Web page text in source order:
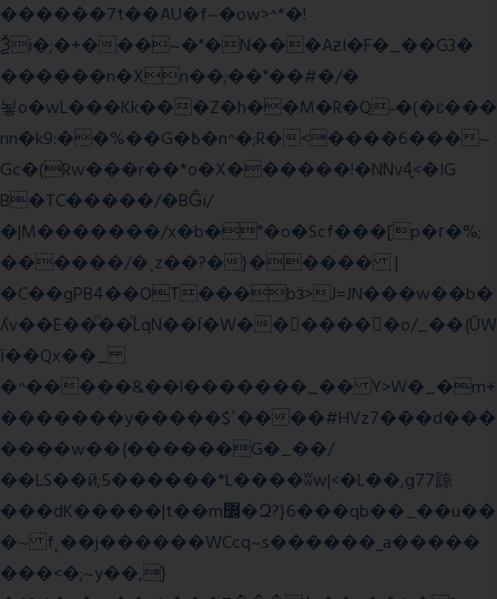
������7t� �AU�f~�ow>^*�!
Ѯi�;�+���~�"�N���AƶI�F�_��G3�
������n�Xn��;��"��#�/�
뇧o�wL���Kk���Z�h��M�R�Q˶�(�ɛ���
nn�k9:��%��G�߿�n^�;R�<����6���~
Gc�(Rw���r��*o�X������!�NNv4̙<�IG
B�TC�����/�BĜï/
�|M�������/x�b�"�o�Scf���[p�г�%;
������/�˱z��?�}����� |
�C��gPB4��OT���bӟ>J=JN���w��b�
ʎv��E��ͫ��ͫLqN��ſ�W���ً����o/_��{ÛW
ї��Qx��_
�^�����&��l�������_�� Y>W�_�m+
�������y�����$ߵ����#HVz7���d���
����w��{������G�_��/
��LS��ӣ;5������*L����ʬw|<�L��,g77諒
���dK�����|t��m߼�Զ?}6���qb��_��u��
�~ f˛��j������WCcq~s������˽a�����
���<�;~y��,}